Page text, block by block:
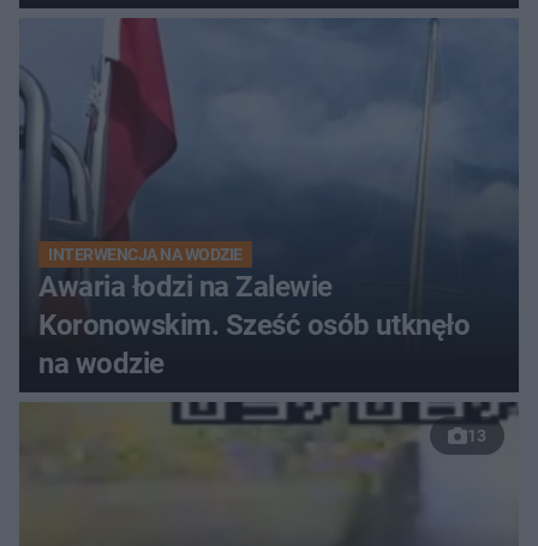
do szpitala
INTERWENCJA NA WODZIE
Awaria łodzi na Zalewie
Koronowskim. Sześć osób utknęło
na wodzie
13